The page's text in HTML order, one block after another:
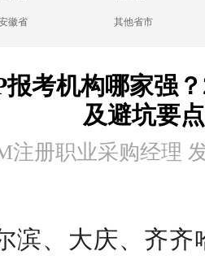
徽省 其他省市
考机构哪家强
及避坑要点
注册职业采购经理
滨、大庆、齐齐